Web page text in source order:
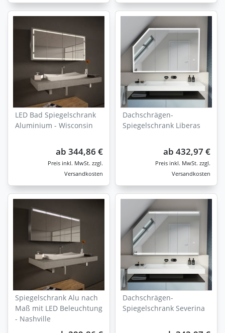
LED Bad Spiegelschrank
Aluminium - Wisconsin
ab 344,86 €
zzgl.
Versandkosten
Dachschrägen-
Spiegelschrank Liberas
ab 432,97 €
zzgl.
Versandkosten
Spiegelschrank Alu nach
Maß mit LED Beleuchtung
- Nashville
Dachschrägen-
Spiegelschrank Severina